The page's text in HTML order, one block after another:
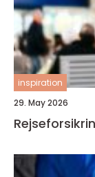
inspiration
29. May 2026